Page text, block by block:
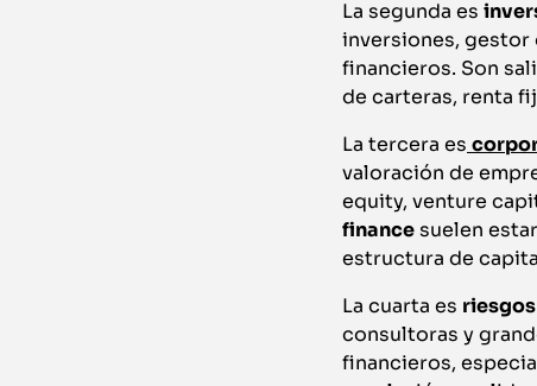
La segunda es
inversiones, gestor
financieros. Son
de carteras, renta
La tercera es
valoración de
equity, venture
financesuelen
estructura de
La cuarta es
consultoras y
financieros,